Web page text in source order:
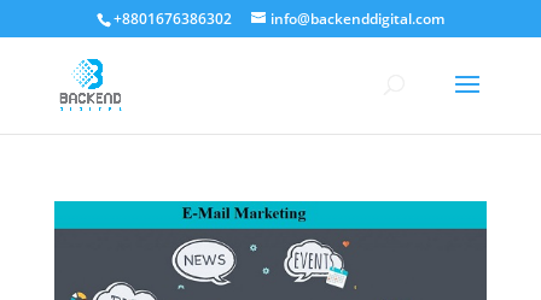
+8801676386302 info@backenddigital.com